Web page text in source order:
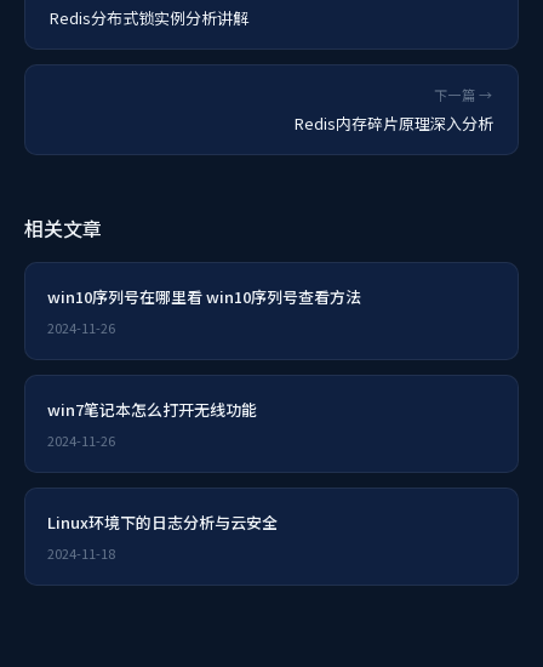
Redis分布式锁实例分析讲解
下一篇 →
Redis内存碎片原理深入分析
相关文章
win10序列号在哪里看 win10序列号查看方法
2024-11-26
win7笔记本怎么打开无线功能
2024-11-26
Linux环境下的日志分析与云安全
2024-11-18